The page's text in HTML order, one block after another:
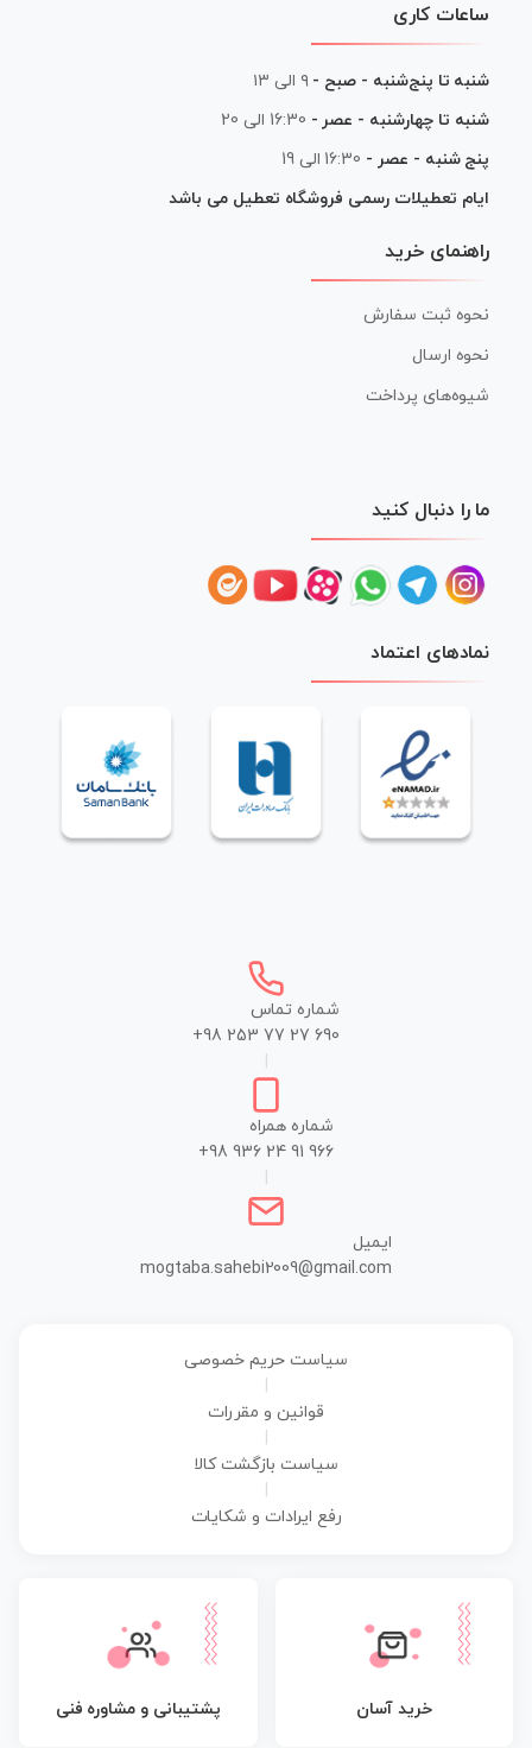
ساعات کاری
شنبه تا پنج‌شنبه - صبح -۹ الی ۱۳
شنبه تا چهارشنبه - عصر -16:30 الی 20
پنج شنبه - عصر -16:30 الی 19
ایام تعطیلات رسمی فروشگاه تعطیل می باشد
راهنمای خرید
نحوه ثبت سفارش
نحوه ارسال
شیوه‌های پرداخت
ما را دنبال کنید
نمادهای اعتماد
شماره تماس
+98 253 77 27 690
شماره همراه
+98 936 24 91 966
ایمیل
mogtaba.sahebi2009@gmail.com
سیاست حریم خصوصی
قوانین و مقررات
سیاست بازگشت کالا
رفع ایرادات و شکایات
خرید آسان پشتیبانی و مشاوره فنی